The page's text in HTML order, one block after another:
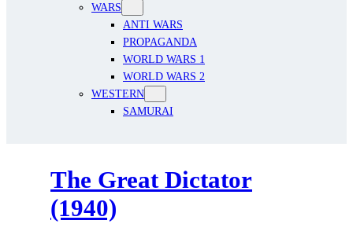
WARS
ANTI WARS
PROPAGANDA
WORLD WARS 1
WORLD WARS 2
WESTERN
SAMURAI
The Great Dictator
(1940)